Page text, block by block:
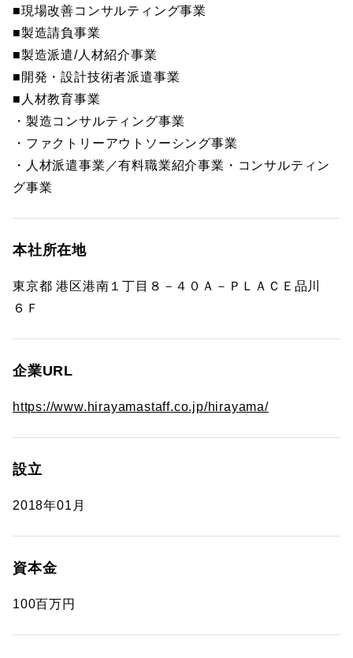
■現場改善コンサルティング事業
■製造請負事業
■製造派遣/人材紹介事業
■開発・設計技術者派遣事業
■人材教育事業
・製造コンサルティング事業
・ファクトリーアウトソーシング事業
・人材派遣事業／有料職業紹介事業・コンサルティン
グ事業
本社所在地
東京都 港区港南１丁目８－４０Ａ－ＰＬＡＣＥ品川
６Ｆ
企業URL
https://www.hirayamastaff.co.jp/hirayama/
設立
2018年01月
資本金
100百万円